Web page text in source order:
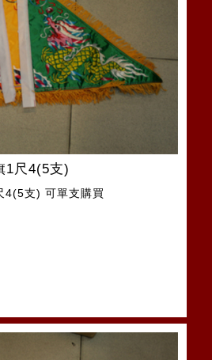
1尺4(5支)
4(5支) 可單支購買